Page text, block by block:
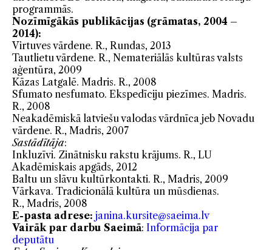
programmās.
Nozīmīgākās publikācijas (grāmatas, 2004 –
2014):
Virtuves vārdene. R., Rundas, 2013
Tautlietu vārdene. R., Nemateriālās kultūras valsts
aģentūra, 2009
Kāzas Latgalē. Madris. R., 2008
Sfumato nesfumato. Ekspedīciju piezīmes. Madris.
R., 2008
Neakadēmiskā latviešu valodas vārdnīca jeb Novadu
vārdene. R., Madris, 2007
Sastādītāja:
Inkluzīvi. Zinātnisku rakstu krājums. R., LU
Akadēmiskais apgāds, 2012
Baltu un slāvu kultūrkontakti. R., Madris, 2009
Vārkava. Tradicionālā kultūra un mūsdienas.
R., Madris, 2008
E-pasta adrese: janina.kursite@saeima.lv
Vairāk par darbu Saeimā: Informācija par
deputātu